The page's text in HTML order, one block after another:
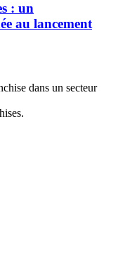
: un
au lancement
dans un secteur